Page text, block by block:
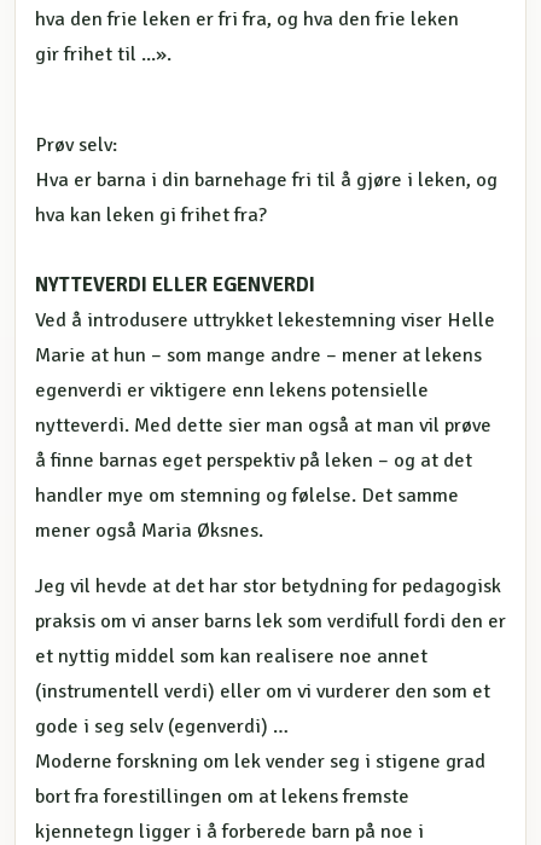
hva den frie leken er fri fra, og hva den frie leken
gir frihet til ...».
Prøv selv:
Hva er barna i din barnehage fri til å gjøre i leken, og
hva kan leken gi frihet fra?
NYTTEVERDI ELLER EGENVERDI
Ved å introdusere uttrykket lekestemning viser Helle
Marie at hun – som mange andre – mener at lekens
egenverdi er viktigere enn lekens potensielle
nytteverdi. Med dette sier man også at man vil prøve
å finne barnas eget perspektiv på leken – og at det
handler mye om stemning og følelse. Det samme
mener også Maria Øksnes.
Jeg vil hevde at det har stor betydning for pedagogisk
praksis om vi anser barns lek som verdifull fordi den er
et nyttig middel som kan realisere noe annet
(instrumentell verdi) eller om vi vurderer den som et
gode i seg selv (egenverdi) …
Moderne forskning om lek vender seg i stigene grad
bort fra forestillingen om at lekens fremste
kjennetegn ligger i å forberede barn på noe i